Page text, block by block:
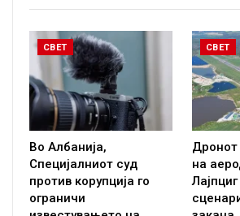
СВЕТ
Во Албанија,
Специјалниот суд
против корупција го
ограничи
СВЕТ
Дронот
на